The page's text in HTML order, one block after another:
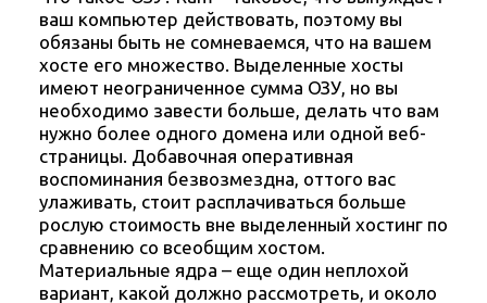
ваш компьютер действовать, поэтому вы
обязаны быть не сомневаемся, что на вашем
хосте его множество. Выделенные хосты
имеют неограниченное сумма ОЗУ, но вы
необходимо завести больше, делать что вам
нужно более одного домена или одной веб-
страницы. Добавочная оперативная
воспоминания безвозмездна, оттого вас
улаживать, стоит расплачиваться больше
рослую стоимость вне выделенный хостинг по
сравнению со всеобщим хостом.
Материальные ядра – еще один неплохой
вариант, какой должно рассмотреть, и около